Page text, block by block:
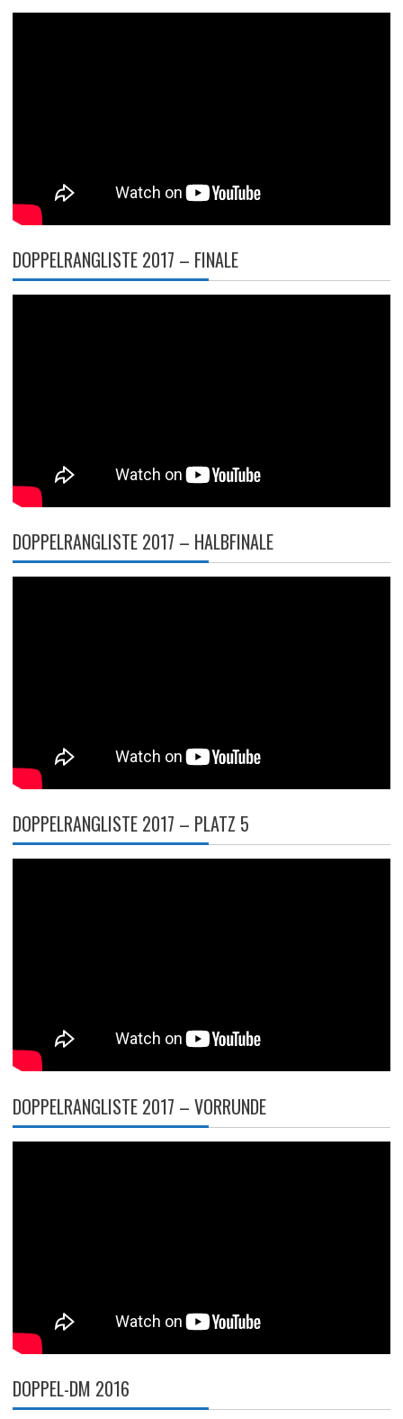
DOPPELRANGLISTE 2017 – FINALE
DOPPELRANGLISTE 2017 – HALBFINALE
DOPPELRANGLISTE 2017 – PLATZ 5
DOPPELRANGLISTE 2017 – VORRUNDE
DOPPEL-DM 2016